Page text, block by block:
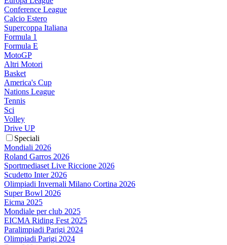
Conference League
Calcio Estero
Supercoppa Italiana
Formula 1
Formula E
MotoGP
Altri Motori
Basket
America's Cup
Nations League
Tennis
Sci
Volley
Drive UP
Speciali
Mondiali 2026
Roland Garros 2026
Sportmediaset Live Riccione 2026
Scudetto Inter 2026
Olimpiadi Invernali Milano Cortina 2026
Super Bowl 2026
Eicma 2025
Mondiale per club 2025
EICMA Riding Fest 2025
Paralimpiadi Parigi 2024
Olimpiadi Parigi 2024